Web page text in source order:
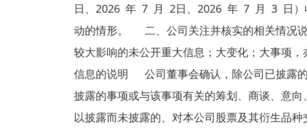
日、2026 年 7 月 2日、2026 年 7 月 3 日）
动的情形。 二、公司关注并核实的相关情况
较大影响的未公开重大信息；大变化；大事项
信息的说明 公司董事会确认，除公司已披露
披露的事项或与该事项有关的筹划、商谈、意
以披露而未披露的、对本公司股票及其衍生品